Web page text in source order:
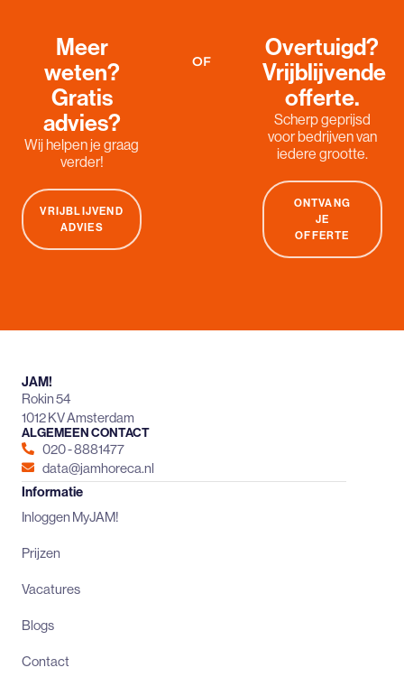
Meer
weten?
Gratis
advies?
Wij helpen je graag
verder!
VRIJBLIJVEND
ADVIES
OF
Overtuigd?
Vrijblijvende
offerte.
Scherp geprijsd
voor bedrijven van
iedere grootte.
ONTVANG
JE
OFFERTE
JAM!
Rokin 54
1012 KV Amsterdam
ALGEMEEN CONTACT
020 - 8881477
data@jamhoreca.nl
Informatie
Inloggen MyJAM!
Prijzen
Vacatures
Blogs
Contact